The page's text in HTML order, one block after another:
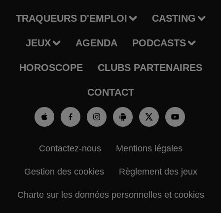
TRAQUEURS D'EMPLOI CASTING
JEUX AGENDA PODCASTS
HOROSCOPE CLUBS PARTENAIRES
CONTACT
Contactez-nous Mentions légales
Gestion des cookies Règlement des jeux
Charte sur les données personnelles et cookies